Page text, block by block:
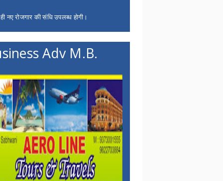
नए रोजगार की संधि उपलब्ध होगी।
Adv M.B.